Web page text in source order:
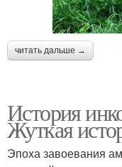
читать дальше →
История
Жуткая
Эпоха завоевания